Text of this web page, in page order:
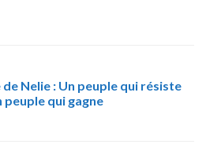
Nelie : Un peuple qui résiste
peuple qui gagne